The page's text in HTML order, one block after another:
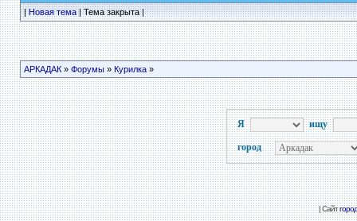
|Новая тема| Тема закрыта |
АРКАДАК» Форумы» Курилка»
Я ищу
город
| Сайт